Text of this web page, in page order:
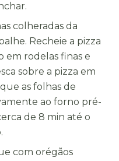
colheradas da
Recheie a pizza
em rodelas finas e
sobre a pizza em
as folhas de
ao forno pré-
de 8 min até o
com orégãos